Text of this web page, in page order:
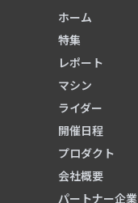
ホーム
特集
レポート
マシン
ライダー
開催日程
プロダクト
会社概要
パートナー企業